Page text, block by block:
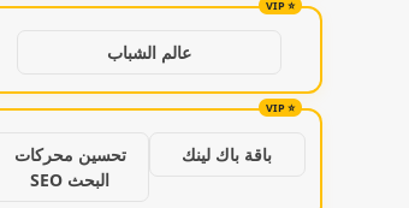
عالم الشباب
باقة باك لينك
تحسين محركات
البحث SEO